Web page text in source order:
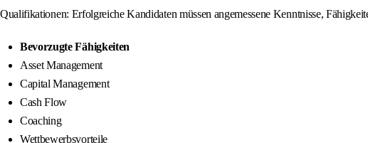
Qualifikationen: Erfolgreiche Kandidaten müssen angemessene Kenntnisse,
Bevorzugte Fähigkeiten
Asset Management
Capital Management
Cash Flow
Coaching
Wettbewerbsvorteile